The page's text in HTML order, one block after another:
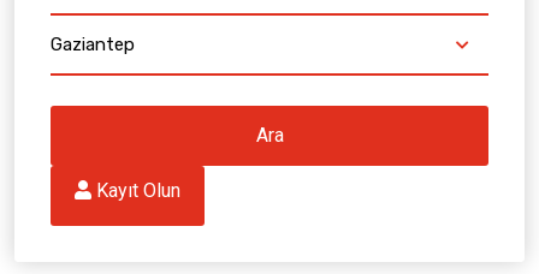
Gaziantep
Ara
Kayıt Olun